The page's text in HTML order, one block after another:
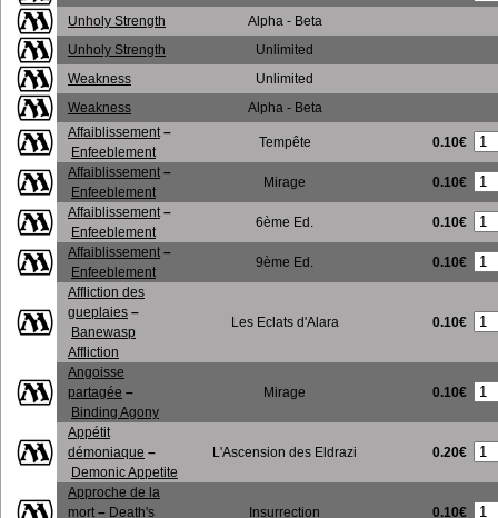
Unholy Strength Alpha - Beta
Unholy Strength Unlimited
Weakness Unlimited
Weakness
Alpha - Beta
Affaiblissement –
Enfeeblement
Tempête 0.10€
Affaiblissement –
Enfeeblement
Mirage 0.10€
Affaiblissement –
Enfeeblement
6ème Ed. 0.10€
Affaiblissement –
Enfeeblement
9ème Ed. 0.10€
Affliction des
gueplaies –
Banewasp
Affliction
Les Eclats d'Alara 0.10€
Angoisse
partagée –
Binding Agony
Mirage 0.10€
Appétit
démoniaque –
Demonic Appetite
L'Ascension des Eldrazi 0.20€
Approche de la
mort – Death's Insurrection 0.10€